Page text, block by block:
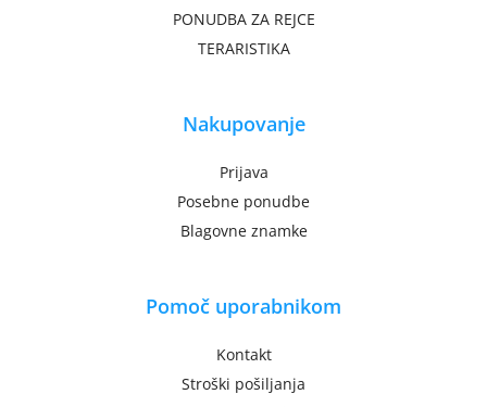
PONUDBA ZA REJCE
TERARISTIKA
Nakupovanje
Prijava
Posebne ponudbe
Blagovne znamke
Pomoč uporabnikom
Kontakt
Stroški pošiljanja